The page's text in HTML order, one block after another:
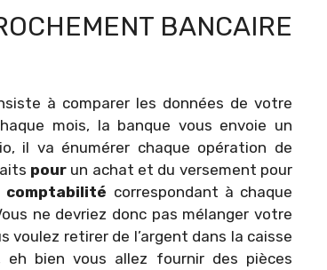
BANCAIRE
à comparer les données de votre
mois, la banque vous envoie un
il va énumérer chaque opération de
pour un achat et du versement pour
comptabilité correspondant à chaque
ne devriez donc pas mélanger votre
voulez retirer de l’argent dans la caisse
eh bien vous allez fournir des pièces